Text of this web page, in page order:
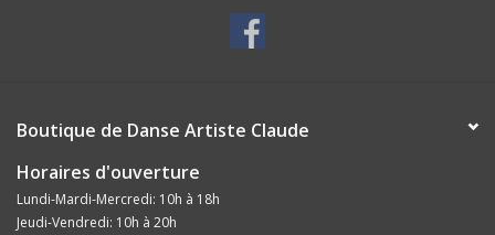
Boutique de Danse Artiste Claude
Horaires d'ouverture
Lundi-Mardi-Mercredi: 10h à 18h
Jeudi-Vendredi: 10h à 20h